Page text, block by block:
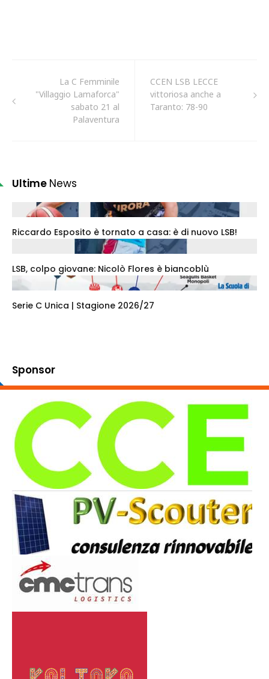
La C Femminile
"Villaggio Lamaforca"
sabato 21 al
Palaventura
CCEN LSB LECCE
vittoriosa anche a
Taranto: 78-90
Ultime News
Riccardo Esposito è tornato a casa: è di nuovo LSB!
LSB, colpo giovane: Nicolò Flores è biancoblù
Serie C Unica | Stagione 2026/27
Sponsor